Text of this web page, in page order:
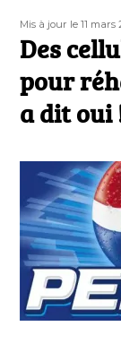
Publié
le
Mis à jour le 11 mars
Des
pour
a dit oui